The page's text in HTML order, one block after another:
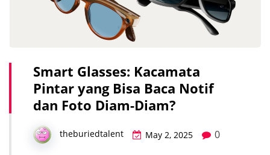
Smart Glasses: Kacamata
Pintar yang Bisa Baca Notif
dan Foto Diam-Diam?
theburiedtalent May 2, 2025 0